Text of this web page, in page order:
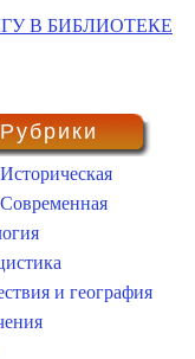
В БИБЛИОТЕКЕ
Рубрики
и география